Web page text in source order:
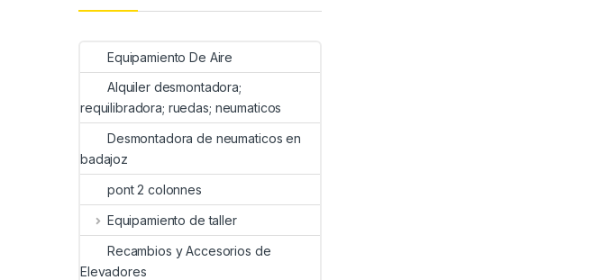
Equipamiento De Aire
Alquiler desmontadora;
requilibradora; ruedas; neumaticos
Desmontadora de neumaticos en
badajoz
pont 2 colonnes
Equipamiento de taller
Recambios y Accesorios de
Elevadores